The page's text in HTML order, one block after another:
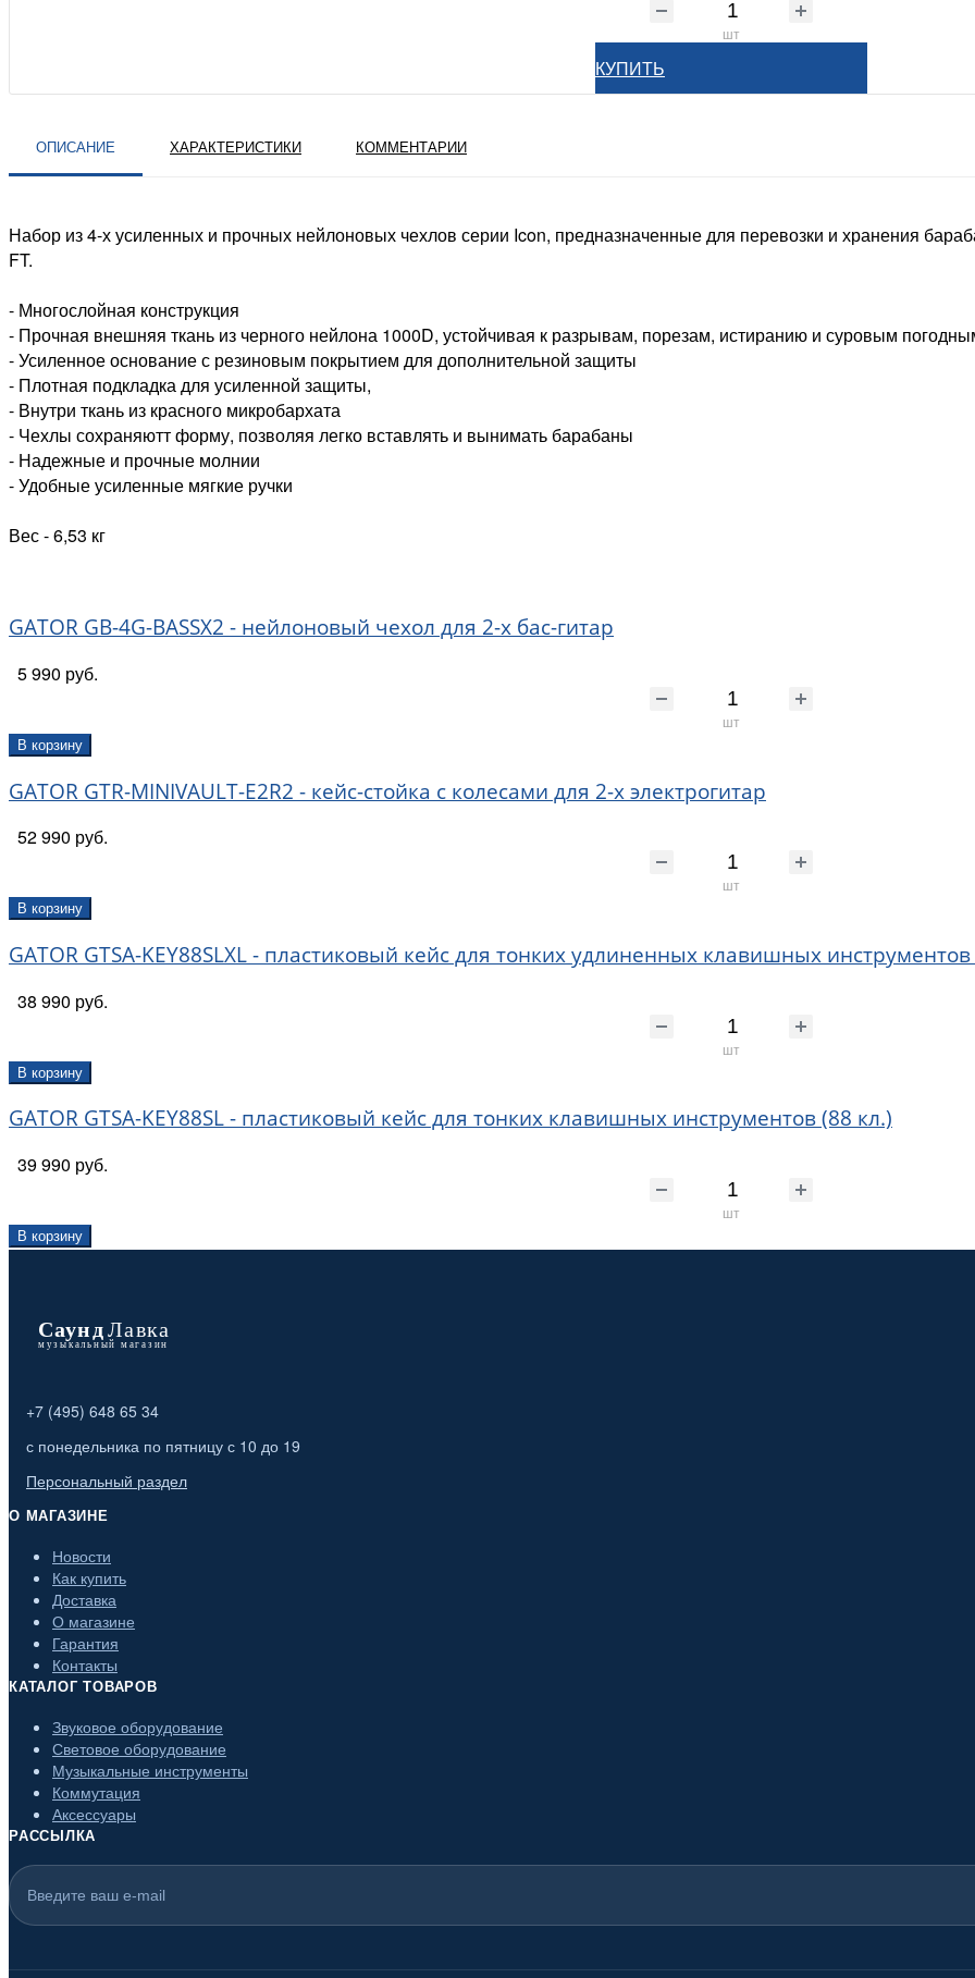
шт
КУПИТЬ
ОПИСАНИЕ ХАРАКТЕРИСТИКИ КОММЕНТАРИИ
Набор из 4-х усиленных и прочных нейлоновых чехлов серии Icon, предназначенные для перевозки и хранения
FT.
- Многослойная конструкция
- Прочная внешняя ткань из черного нейлона 1000D, устойчивая к разрывам, порезам, истиранию и суровым
- Усиленное основание с резиновым покрытием для дополнительной защиты
- Плотная подкладка для усиленной защиты,
- Внутри ткань из красного микробархата
- Чехлы сохраняютт форму, позволяя легко вставлять и вынимать барабаны
- Надежные и прочные молнии
- Удобные усиленные мягкие ручки
Вес - 6,53 кг
GATOR GB-4G-BASSX2 - нейлоновый чехол для 2-х бас-гитар
5 990 руб.
шт
В корзину
GATOR GTR-MINIVAULT-E2R2 - кейс-стойка с колесами для 2-х электрогитар
52 990 руб.
шт
В корзину
GATOR GTSA-KEY88SLXL - пластиковый кейс для тонких удлиненных клавишных инструментов
38 990 руб.
шт
В корзину
GATOR GTSA-KEY88SL - пластиковый кейс для тонких клавишных инструментов (88 кл.)
39 990 руб.
шт
В корзину
+7 (495) 648 65 34
с понедельника по пятницу с 10 до 19
Персональный раздел
О МАГАЗИНЕ
Новости
Как купить
Доставка
О магазине
Гарантия
Контакты
КАТАЛОГ ТОВАРОВ
Звуковое оборудование
Световое оборудование
Музыкальные инструменты
Коммутация
Аксессуары
РАССЫЛКА